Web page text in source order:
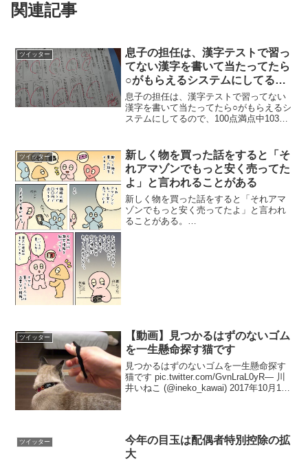
関連記事
ツイッター
息子の担任は、漢字テストで習っ
てない漢字を書いて当たってたら
○がもらえるシステムにしてるの
で
息子の担任は、漢字テストで習ってない
漢字を書いて当たってたら○がもらえるシ
ステムにしてるので、100点満点中103点
pic.twitter.com/pzDPHE7...
ツイッター
新しく物を買った話をすると「そ
れアマゾンでもっと安く売ってた
よ」と言われることがある
新しく物を買った話をすると「それアマ
ゾンでもっと安く売ってたよ」と言われ
ることがある。
ツイッター
【動画】見つかるはずのないゴム
を一生懸命探す猫です
見つかるはずのないゴムを一生懸命探す
猫です pic.twitter.com/GvnLraL0yR— 川
井いねこ (@ineko_kawai) 2017年10月15
ツイッター
今年の目玉は配偶者特別控除の拡
大